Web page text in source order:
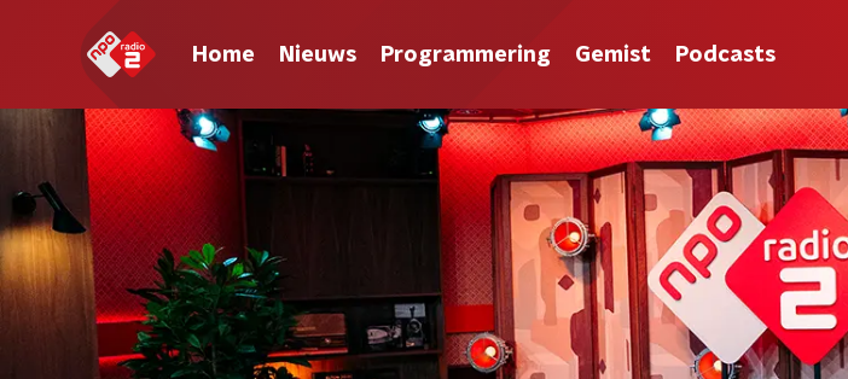
Home Nieuws Programmering Gemist Podcasts